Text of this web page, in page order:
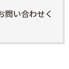
問い合わせく